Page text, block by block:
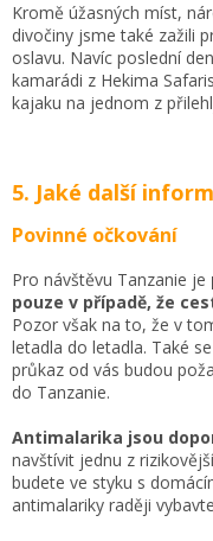
Kromě úžasných míst,
divočiny jsme také zažili
oslavu. Navíc poslední
kamarádi z Hekima
kajaku na jednom z
5. Jaké další
Povinné očkování
Pro návštěvu Tanzanie je
pouze v případě, že
Pozor však na to, že v
letadla do letadla. Také
průkaz od vás budou
do Tanzanie.
Antimalarika jsou
navštívit jednu z
budete ve styku s
antimalariky raději